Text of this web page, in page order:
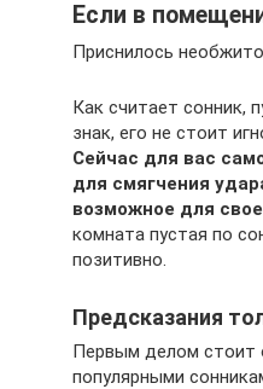
Если в
Приснилось
Как считает сонник,
знак, его не стоит
Сейчас для вас
для смягчения
возможное для
комната пустая по
позитивно.
Предсказания
Первым делом стоит
популярными